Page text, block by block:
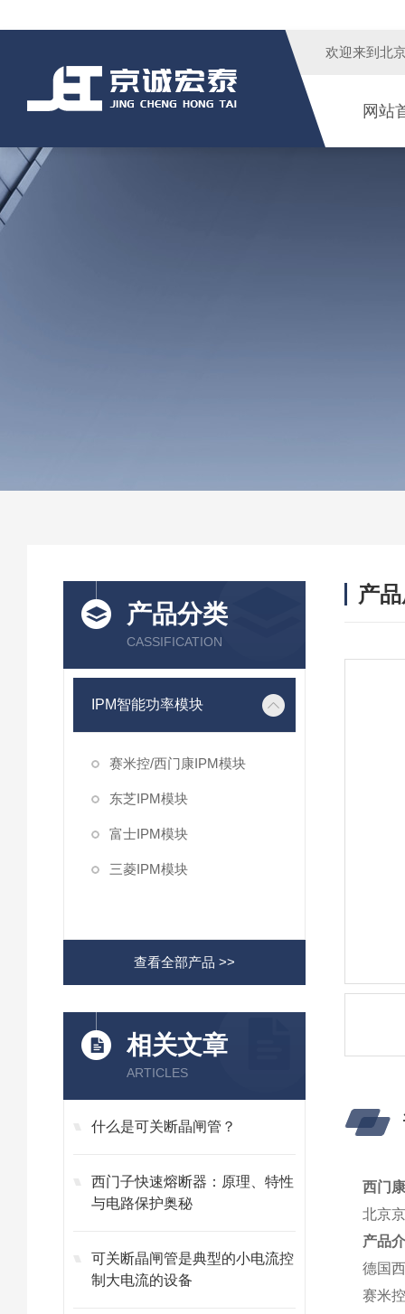
欢迎来到 北
网站
产品分类
CASSIFICATION
IPM智能功率模块
赛米控/西门康IPM模块
东芝IPM模块
富士IPM模块
三菱IPM模块
查看全部产品 >>
相关文章
ARTICLES
什么是可关断晶闸管？
西门子快速熔断器：原理、特性
与电路保护奥秘
可关断晶闸管是典型的小电流控
制大电流的设备
产
西门
北京
产品
德国
赛米